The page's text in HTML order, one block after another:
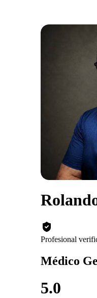
Profesional
Médico
5.0